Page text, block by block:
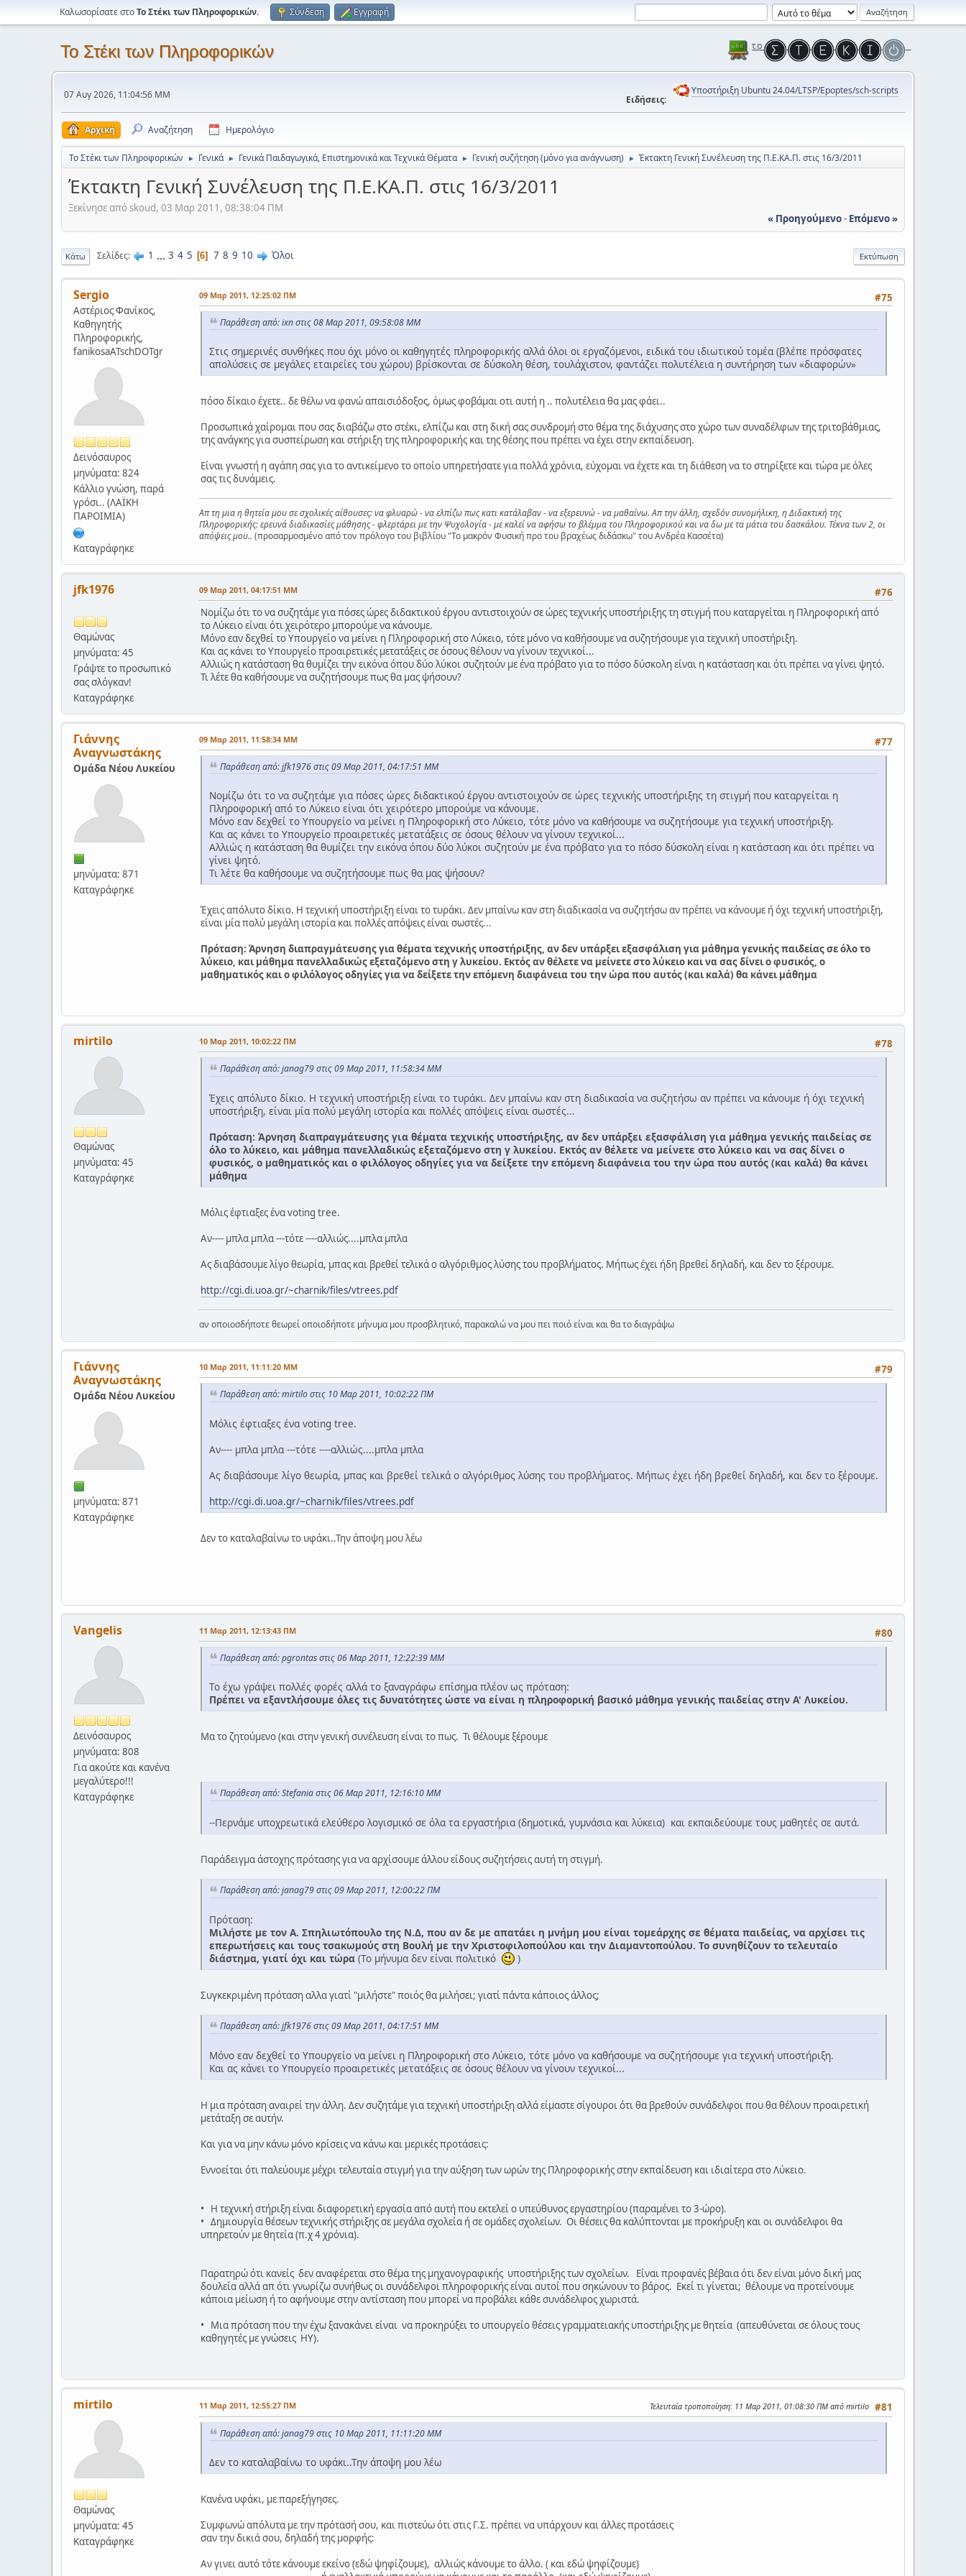
Καλωσορίσατε στοΤο Στέκι των Πληροφορικών. Σύνδεση Εγγραφή
Το Στέκι των Πληροφορικών
07 Αυγ 2026, 11:04:56 ΜΜ Ειδήσεις:
Υποστήριξη Ubuntu 24.04/LTSP/Epoptes/sch-scripts
Αρχική Αναζήτηση Ημερολόγιο
Το Στέκι των Πληροφορικών ► Γενικά ► Γενικά Παιδαγωγικά, Επιστημονικά και Τεχνικά Θέματα ► Γενική συζήτηση (μόνο για ανάγνωση) ► Έκτακτη Γενική Συνέλευση της Π.Ε.ΚΑ.Π. στις 16/3/2011
Έκτακτη Γενική Συνέλευση της Π.Ε.ΚΑ.Π. στις 16/3/2011
Ξεκίνησε από skoud, 03 Μαρ 2011, 08:38:04 ΠΜ
« Προηγούμενο- Επόμενο »
Εκτύπωση
Κάτω Σελίδες 1 ... 3 4 5 6 7 8 9 10 Όλοι
Sergio
Αστέριος Φανίκος,
Καθηγητής
Πληροφορικής,
fanikosaATschDOTgr
Δεινόσαυρος
μηνύματα: 824
Κάλλιο γνώση, παρά
γρόσι.. (ΛΑΪΚΗ
ΠΑΡΟΙΜΙΑ)
Καταγράφηκε
#75
09 Μαρ 2011, 12:25:02 ΠΜ
Παράθεση από: ixn στις 08 Μαρ 2011, 09:58:08 ΜΜ
Στις σημερινές συνθήκες που όχι μόνο οι καθηγητές πληροφορικής αλλά όλοι οι εργαζόμενοι, ειδικά του ιδιωτικού τομέα (βλέπε πρόσφατες
απολύσεις σε μεγάλες εταιρείες του χώρου) βρίσκονται σε δύσκολη θέση, τουλάχιστον, φαντάζει πολυτέλεια η συντήρηση των «διαφορών»
πόσο δίκαιο έχετε.. δε θέλω να φανώ απαισιόδοξος, όμως φοβάμαι οτι αυτή η .. πολυτέλεια θα μας φάει..
Προσωπικά χαίρομαι που σας διαβάζω στο στέκι, ελπίζω και στη δική σας συνδρομή στο θέμα της διάχυσης στο χώρο των συναδέλφων της τριτοβάθμιας,
της ανάγκης για συσπείρωση και στήριξη της πληροφορικής και της θέσης που πρέπει να έχει στην εκπαίδευση.
Είναι γνωστή η αγάπη σας για το αντικείμενο το οποίο υπηρετήσατε για πολλά χρόνια, εύχομαι να έχετε και τη διάθεση να το στηρίξετε και τώρα με όλες
σας τις δυνάμεις.
Απ τη μια η θητεία μου σε σχολικές αίθουσες: να φλυαρώ - να ελπίζω πως κατι κατάλαβαν - να εξερευνώ - να μαθαίνω. Απ την άλλη, σχεδόν συνομήλικη, η Διδακτική της
Πληροφορικής: ερευνά διαδικασίες μάθησης - φλερτάρει με την Ψυχολογία - με καλεί να αφήσω το βλέμμα του Πληροφορικού και να δω με τα μάτια του δασκάλου. Τέκνα των 2, οι
απόψεις μου.. (προσαρμοσμένο από τον πρόλογο του βιβλίου "Το μακρόν Φυσική προ του βραχέως διδάσκω" του Ανδρέα Κασσέτα)
jfk1976
Θαμώνας
μηνύματα: 45
Γράψτε το προσωπικό
σας σλόγκαν!
Καταγράφηκε
#76
09 Μαρ 2011, 04:17:51 ΜΜ
Νομίζω ότι το να συζητάμε για πόσες ώρες διδακτικού έργου αντιστοιχούν σε ώρες τεχνικής υποστήριξης τη στιγμή που καταργείται η Πληροφορική από
το Λύκειο είναι ότι χειρότερο μπορούμε να κάνουμε.
Μόνο εαν δεχθεί το Υπουργείο να μείνει η Πληροφορική στο Λύκειο, τότε μόνο να καθήσουμε να συζητήσουμε για τεχνική υποστήριξη.
Και ας κάνει το Υπουργείο προαιρετικές μετατάξεις σε όσους θέλουν να γίνουν τεχνικοί...
Αλλιώς η κατάσταση θα θυμίζει την εικόνα όπου δύο λύκοι συζητούν με ένα πρόβατο για το πόσο δύσκολη είναι η κατάσταση και ότι πρέπει να γίνει ψητό.
Τι λέτε θα καθήσουμε να συζητήσουμε πως θα μας ψήσουν?
Γιάννης
Αναγνωστάκης
Ομάδα Νέου Λυκείου
μηνύματα: 871
Καταγράφηκε
#77
09 Μαρ 2011, 11:58:34 ΜΜ
Παράθεση από: jfk1976 στις 09 Μαρ 2011, 04:17:51 ΜΜ
Νομίζω ότι το να συζητάμε για πόσες ώρες διδακτικού έργου αντιστοιχούν σε ώρες τεχνικής υποστήριξης τη στιγμή που καταργείται η
Πληροφορική από το Λύκειο είναι ότι χειρότερο μπορούμε να κάνουμε.
Μόνο εαν δεχθεί το Υπουργείο να μείνει η Πληροφορική στο Λύκειο, τότε μόνο να καθήσουμε να συζητήσουμε για τεχνική υποστήριξη.
Και ας κάνει το Υπουργείο προαιρετικές μετατάξεις σε όσους θέλουν να γίνουν τεχνικοί...
Αλλιώς η κατάσταση θα θυμίζει την εικόνα όπου δύο λύκοι συζητούν με ένα πρόβατο για το πόσο δύσκολη είναι η κατάσταση και ότι πρέπει να
γίνει ψητό.
Τι λέτε θα καθήσουμε να συζητήσουμε πως θα μας ψήσουν?
Έχεις απόλυτο δίκιο. Η τεχνική υποστήριξη είναι το τυράκι. Δεν μπαίνω καν στη διαδικασία να συζητήσω αν πρέπει να κάνουμε ή όχι τεχνική υποστήριξη,
είναι μία πολύ μεγάλη ιστορία και πολλές απόψεις είναι σωστές...
Πρόταση: Άρνηση διαπραγμάτευσης για θέματα τεχνικής υποστήριξης, αν δεν υπάρξει εξασφάλιση για μάθημα γενικής παιδείας σε όλο το
λύκειο, και μάθημα πανελλαδικώς εξεταζόμενο στη γ λυκείου. Εκτός αν θέλετε να μείνετε στο λύκειο και να σας δίνει ο φυσικός, ο
μαθηματικός και ο φιλόλογος οδηγίες για να δείξετε την επόμενη διαφάνεια του την ώρα που αυτός (και καλά) θα κάνει μάθημα
mirtilo
Θαμώνας
μηνύματα: 45
Καταγράφηκε
#78
10 Μαρ 2011, 10:02:22 ΠΜ
Παράθεση από: janag79 στις 09 Μαρ 2011, 11:58:34 ΜΜ
Έχεις απόλυτο δίκιο. Η τεχνική υποστήριξη είναι το τυράκι. Δεν μπαίνω καν στη διαδικασία να συζητήσω αν πρέπει να κάνουμε ή όχι τεχνική
υποστήριξη, είναι μία πολύ μεγάλη ιστορία και πολλές απόψεις είναι σωστές...
Πρόταση: Άρνηση διαπραγμάτευσης για θέματα τεχνικής υποστήριξης, αν δεν υπάρξει εξασφάλιση για μάθημα γενικής παιδείας σε
όλο το λύκειο, και μάθημα πανελλαδικώς εξεταζόμενο στη γ λυκείου. Εκτός αν θέλετε να μείνετε στο λύκειο και να σας δίνει ο
φυσικός, ο μαθηματικός και ο φιλόλογος οδηγίες για να δείξετε την επόμενη διαφάνεια του την ώρα που αυτός (και καλά) θα κάνει
μάθημα
Μόλις έφτιαξες ένα voting tree.
Aν---- μπλα μπλα ---τότε ----αλλιώς....μπλα μπλα
Ας διαβάσουμε λίγο θεωρία, μπας και βρεθεί τελικά ο αλγόριθμος λύσης του προβλήματος. Μήπως έχει ήδη βρεθεί δηλαδή, και δεν το ξέρουμε.
http://cgi.di.uoa.gr/~charnik/files/vtrees.pdf
αν οποιοσδήποτε θεωρεί οποιοδήποτε μήνυμα μου προσβλητικό, παρακαλώ να μου πει ποιό είναι και θα το διαγράψω
Γιάννης
Αναγνωστάκης
Ομάδα Νέου Λυκείου
μηνύματα: 871
Καταγράφηκε
#79
10 Μαρ 2011, 11:11:20 ΜΜ
Παράθεση από: mirtilo στις 10 Μαρ 2011, 10:02:22 ΠΜ
Μόλις έφτιαξες ένα voting tree.
Aν---- μπλα μπλα ---τότε ----αλλιώς....μπλα μπλα
Ας διαβάσουμε λίγο θεωρία, μπας και βρεθεί τελικά ο αλγόριθμος λύσης του προβλήματος. Μήπως έχει ήδη βρεθεί δηλαδή, και δεν το ξέρουμε.
http://cgi.di.uoa.gr/~charnik/files/vtrees.pdf
Δεν το καταλαβαίνω το υφάκι..Την άποψη μου λέω
Vangelis
Δεινόσαυρος
μηνύματα: 808
Για ακούτε και κανένα
μεγαλύτερο!!!
Καταγράφηκε
#80
11 Μαρ 2011, 12:13:43 ΠΜ
Παράθεση από: pgrontas στις 06 Μαρ 2011, 12:22:39 ΜΜ
Το έχω γράψει πολλές φορές αλλά το ξαναγράφω επίσημα πλέον ως πρόταση:
Πρέπει να εξαντλήσουμε όλες τις δυνατότητες ώστε να είναι η πληροφορική βασικό μάθημα γενικής παιδείας στην Α' Λυκείου.
Μα το ζητούμενο (και στην γενική συνέλευση είναι το πως. Τι θέλουμε ξέρουμε
Παράθεση από: Stefania στις 06 Μαρ 2011, 12:16:10 ΜΜ
--Περνάμε υποχρεωτικά ελεύθερο λογισμικό σε όλα τα εργαστήρια (δημοτικά, γυμνάσια και λύκεια) και εκπαιδεύουμε τους μαθητές σε αυτά.
Παράδειγμα άστοχης πρότασης για να αρχίσουμε άλλου είδους συζητήσεις αυτή τη στιγμή.
Παράθεση από: janag79 στις 09 Μαρ 2011, 12:00:22 ΠΜ
Πρόταση:
Μιλήστε με τον Α. Σπηλιωτόπουλο της Ν.Δ, που αν δε με απατάει η μνήμη μου είναι τομεάρχης σε θέματα παιδείας, να αρχίσει τις
επερωτήσεις και τους τσακωμούς στη Βουλή με την Χριστοφιλοπούλου και την Διαμαντοπούλου. Το συνηθίζουν το τελευταίο
διάστημα, γιατί όχι και τώρα (Το μήνυμα δεν είναι πολιτικό )
Συγκεκριμένη πρόταση αλλα γιατί "μιλήστε" ποιός θα μιλήσει; γιατί πάντα κάποιος άλλος;
Παράθεση από: jfk1976 στις 09 Μαρ 2011, 04:17:51 ΜΜ
Μόνο εαν δεχθεί το Υπουργείο να μείνει η Πληροφορική στο Λύκειο, τότε μόνο να καθήσουμε να συζητήσουμε για τεχνική υποστήριξη.
Και ας κάνει το Υπουργείο προαιρετικές μετατάξεις σε όσους θέλουν να γίνουν τεχνικοί...
Η μια πρόταση αναιρεί την άλλη. Δεν συζητάμε για τεχνική υποστήριξη αλλά είμαστε σίγουροι ότι θα βρεθούν συνάδελφοι που θα θέλουν προαιρετική
μετάταξη σε αυτήν.
Και για να μην κάνω μόνο κρίσεις να κάνω και μερικές προτάσεις:
Εννοείται ότι παλεύουμε μέχρι τελευταία στιγμή για την αύξηση των ωρών της Πληροφορικής στην εκπαίδευση και ιδιαίτερα στο Λύκειο.
• Η τεχνική στήριξη είναι διαφορετική εργασία από αυτή που εκτελεί ο υπεύθυνος εργαστηρίου (παραμένει το 3-ώρο).
• Δημιουργία θέσεων τεχνικής στήριξης σε μεγάλα σχολεία ή σε ομάδες σχολείων. Οι θέσεις θα καλύπτονται με προκήρυξη και οι συνάδελφοι θα
υπηρετούν με θητεία (π.χ 4 χρόνια).
Παρατηρώ ότι κανείς δεν αναφέρεται στο θέμα της μηχανογραφικής υποστήριξης των σχολείων. Είναι προφανές βέβαια ότι δεν είναι μόνο δική μας
δουλεία αλλά απ ότι γνωρίζω συνήθως οι συνάδελφοι πληροφορικής είναι αυτοί που σηκώνουν το βάρος. Εκεί τι γίνεται; θέλουμε να προτείνουμε
κάποια μείωση ή το αφήνουμε στην αντίσταση που μπορεί να προβάλει κάθε συνάδελφος χωριστά.
• Μια πρόταση που την έχω ξανακάνει είναι να προκηρύξει το υπουργείο θέσεις γραμματειακής υποστήριξης με θητεία (απευθύνεται σε όλους τους
καθηγητές με γνώσεις ΗΥ).
mirtilo
Θαμώνας
μηνύματα: 45
Καταγράφηκε
#81
11 Μαρ 2011, 12:55:27 ΠΜ Τελευταία τροποποίηση: 11 Μαρ 2011, 01:08:30 ΠΜ από mirtilo
Παράθεση από: janag79 στις 10 Μαρ 2011, 11:11:20 ΜΜ
Δεν το καταλαβαίνω το υφάκι..Την άποψη μου λέω
Κανένα υφάκι, με παρεξήγησες.
Συμφωνώ απόλυτα με την πρότασή σου, και πιστεύω ότι στις Γ.Σ. πρέπει να υπάρχουν και άλλες προτάσεις
σαν την δικιά σου, δηλαδή της μορφής:
Αν γινει αυτό τότε κάνουμε εκείνο (εδώ ψηφίζουμε), αλλιώς κάνουμε το άλλο. ( και εδώ ψηφίζουμε)